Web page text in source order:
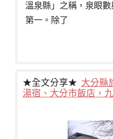
溫泉縣」之稱，泉眼
第一。除了
★全文分享★ 大分縣
湯宿、大分市飯店，